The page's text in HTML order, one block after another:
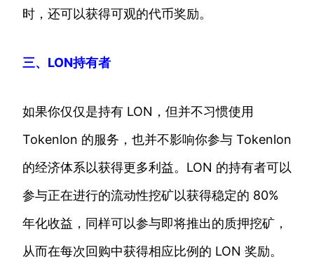
时，还可以获得可观的代币奖励。
三、LON持有者
如果你仅仅是持有 LON，但并不习惯使用
Tokenlon 的服务，也并不影响你参与 Tokenlon
的经济体系以获得更多利益。LON 的持有者可以
参与正在进行的流动性挖矿以获得稳定的 80%
年化收益，同样可以参与即将推出的质押挖矿，
从而在每次回购中获得相应比例的 LON 奖励。